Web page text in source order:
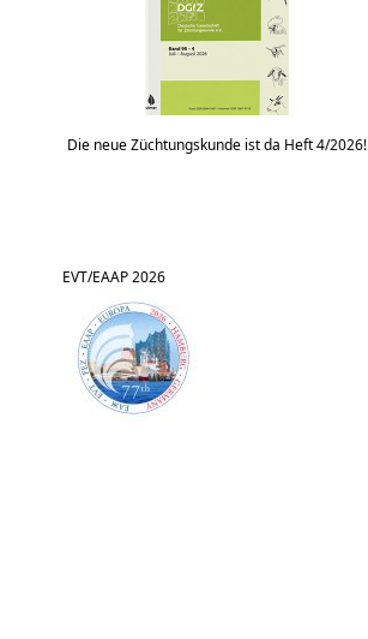
Die neue Züchtungskunde ist da Heft 4/2026!
EVT/EAAP 2026